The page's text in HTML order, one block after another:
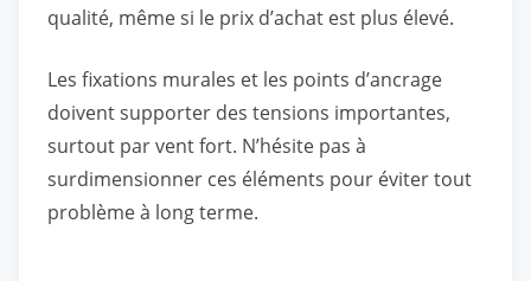
qualité, même si le prix d’achat est plus élevé.
Les fixations murales et les points d’ancrage
doivent supporter des tensions importantes,
surtout par vent fort. N’hésite pas à
surdimensionner ces éléments pour éviter tout
problème à long terme.